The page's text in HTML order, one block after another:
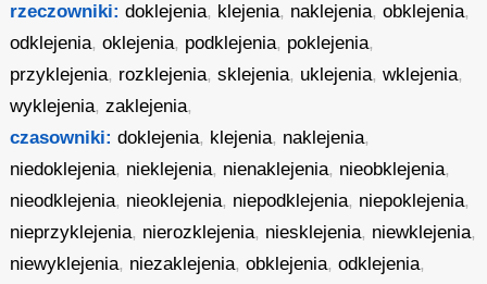
rzeczowniki: doklejenia, klejenia, naklejenia,obklejenia,
odklejenia,oklejenia, podklejenia, poklejenia,
przyklejenia, rozklejenia,sklejenia, uklejenia,wklejenia,
wyklejenia,zaklejenia,
czasowniki: doklejenia, klejenia, naklejenia,
niedoklejenia, nieklejenia, nienaklejenia, nieobklejenia,
nieodklejenia, nieoklejenia, niepodklejenia, niepoklejenia,
nieprzyklejenia, nierozklejenia, niesklejenia, niewklejenia,
niewyklejenia, niezaklejenia,obklejenia,odklejenia,